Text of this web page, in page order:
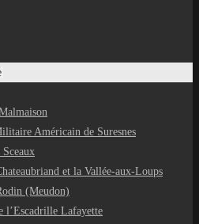
Américain de Suresnes
et la Vallée-aux-Loups
(Meudon)
l’Escadrille Lafayette